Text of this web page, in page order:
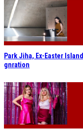
Park Jiha, Ex-Easter
gnration